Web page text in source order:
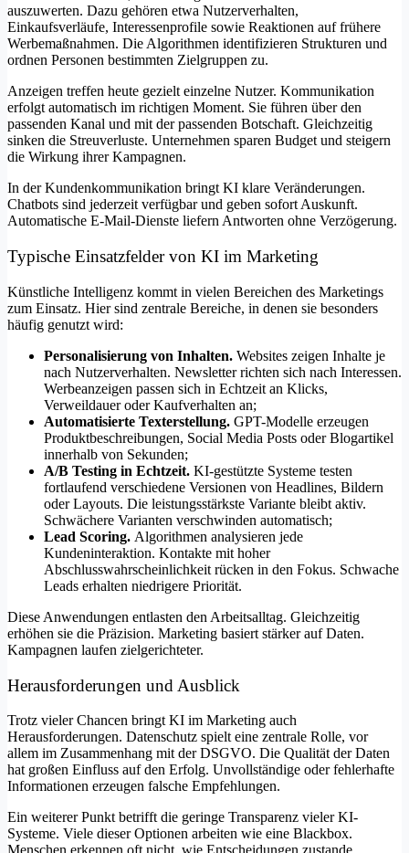
auszuwerten. Dazu gehören etwa Nutzerverhalten,
Einkaufsverläufe, Interessenprofile sowie Reaktionen auf frühere
Werbemaßnahmen. Die Algorithmen identifizieren Strukturen und
ordnen Personen bestimmten Zielgruppen zu.
Anzeigen treffen heute gezielt einzelne Nutzer. Kommunikation
erfolgt automatisch im richtigen Moment. Sie führen über den
passenden Kanal und mit der passenden Botschaft. Gleichzeitig
sinken die Streuverluste. Unternehmen sparen Budget und steigern
die Wirkung ihrer Kampagnen.
In der Kundenkommunikation bringt KI klare Veränderungen.
Chatbots sind jederzeit verfügbar und geben sofort Auskunft.
Automatische E-Mail-Dienste liefern Antworten ohne Verzögerung.
Typische Einsatzfelder von KI im Marketing
Künstliche Intelligenz kommt in vielen Bereichen des Marketings
zum Einsatz. Hier sind zentrale Bereiche, in denen sie besonders
häufig genutzt wird:
Personalisierung von Inhalten. Websites zeigen Inhalte je
nach Nutzerverhalten. Newsletter richten sich nach Interessen.
Werbeanzeigen passen sich in Echtzeit an Klicks,
Verweildauer oder Kaufverhalten an;
Automatisierte Texterstellung. GPT-Modelle erzeugen
Produktbeschreibungen, Social Media Posts oder Blogartikel
innerhalb von Sekunden;
A/B Testing in Echtzeit. KI-gestützte Systeme testen
fortlaufend verschiedene Versionen von Headlines, Bildern
oder Layouts. Die leistungsstärkste Variante bleibt aktiv.
Schwächere Varianten verschwinden automatisch;
Lead Scoring. Algorithmen analysieren jede
Kundeninteraktion. Kontakte mit hoher
Abschlusswahrscheinlichkeit rücken in den Fokus. Schwache
Leads erhalten niedrigere Priorität.
Diese Anwendungen entlasten den Arbeitsalltag. Gleichzeitig
erhöhen sie die Präzision. Marketing basiert stärker auf Daten.
Kampagnen laufen zielgerichteter.
Herausforderungen und Ausblick
Trotz vieler Chancen bringt KI im Marketing auch
Herausforderungen. Datenschutz spielt eine zentrale Rolle, vor
allem im Zusammenhang mit der DSGVO. Die Qualität der Daten
hat großen Einfluss auf den Erfolg. Unvollständige oder fehlerhafte
Informationen erzeugen falsche Empfehlungen.
Ein weiterer Punkt betrifft die geringe Transparenz vieler KI-
Systeme. Viele dieser Optionen arbeiten wie eine Blackbox.